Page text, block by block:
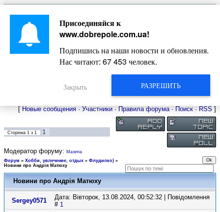
Главная
Новости
Довідкова
Фото
Оголошення
Видео
Жизнь Добропольского края
[ Новые сообщения · Участники · Правила форума· Поиск · RSS ]
Сторінка 1 з 1 1
Модератор форуму: Мазепа
Форум » Хобби, увлечение, отдых » Флудилко) »
Новини про Андрія Матюху
Новини про Андрія Матюху
Sergey0571
Дата: Вівторок, 13.08.2024, 00:52:32 | Повідомлення
# 1
Присоединяйся к
www.dobrepole.com.ua!
Подпишись на наши новости и обновления.
Нас читают: 67 453 человек.
РАЗРЕШИТЬ
Закрыть